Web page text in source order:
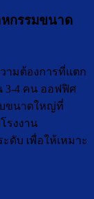
หกรรมขนาด
ามต้องการที่แตก
3-4 คน ออฟฟิศ
ขนาดใหญ่ที่
รงงาน
ดับ เพื่อให้เหมาะ